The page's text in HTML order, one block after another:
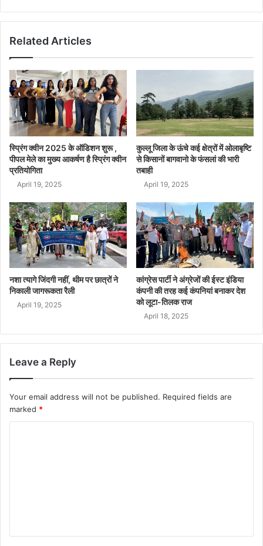
Related Articles
स्प्रिंग क्वीन 2025 के ऑडिशन शुरू ,
पीपल मेले का मुख्य आकर्षण है स्प्रिंग क्वीन
प्रतियोगिता
April 19, 2025
कुल्लू जिला के ऊंचे कई क्षेत्रों में ओलाबृष्टि
से किसानों बागवानो के फंसलां की भारी
तबाही
April 19, 2025
नशा त्यागे जिंदगी नहीं, थीम पर छात्रों ने
निकाली जागरूकता रैली
April 19, 2025
कांग्रेस पार्टी ने अंग्रेजों की ईस्ट इंडिया
कंपनी की तरह कई कंपनियां बनाकर देश
को लूटा-तिलक राज
April 18, 2025
Leave a Reply
Your email address will not be published. Required fields are
marked *